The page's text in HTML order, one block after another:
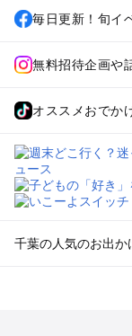
毎日更新！旬イ
無料招待企画や
オススメおでか
千葉の人気のお出か